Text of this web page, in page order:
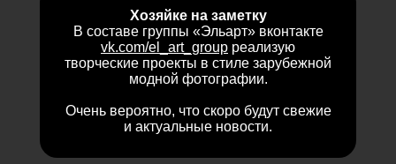
Хозяйке на заметку
В составе группы «Эльарт» вконтакте
vk.com/el_art_group реализую
творческие проекты в стиле зарубежной
модной фотографии.
Очень вероятно, что скоро будут свежие
и актуальные новости.